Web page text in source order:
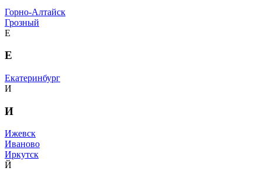
Горно-Алтайск
Грозный
Е
Е
Екатеринбург
И
И
Ижевск
Иваново
Иркутск
Й